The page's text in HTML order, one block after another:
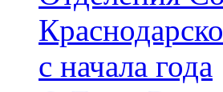
с начала года